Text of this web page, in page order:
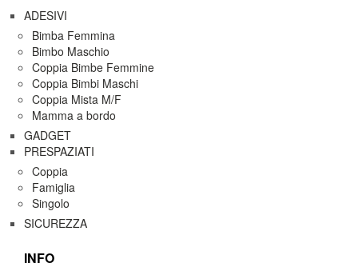
ADESIVI
Bimba Femmina
Bimbo Maschio
Coppia Bimbe Femmine
Coppia Bimbi Maschi
Coppia Mista M/F
Mamma a bordo
GADGET
PRESPAZIATI
Coppia
Famiglia
Singolo
SICUREZZA
INFO